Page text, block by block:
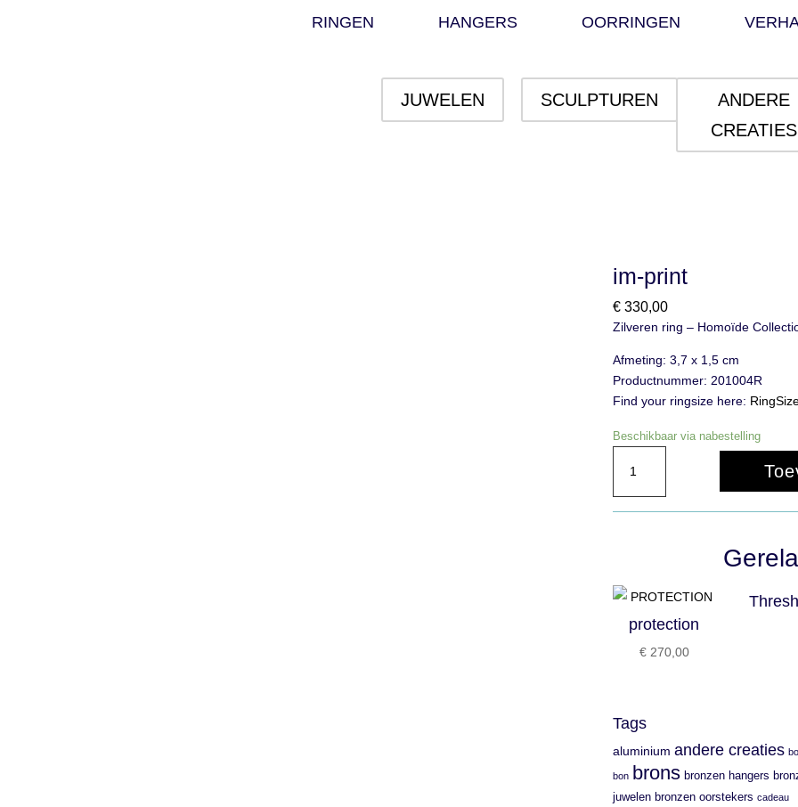
RINGEN HANGERS OORRINGEN
JUWELEN SCULPTUREN
ANDERE
CREATIES
im-print
€ 330,00
Zilveren ring – Homoïde
Afmeting: 3,7 x 1,5 cm
Productnummer: 201004R
Find your ringsize here:
Beschikbaar via nabestelling
print
aantal
protection
€270,00
Tags
aluminium andere creaties
bon brons bronzen hangers
juwelen bronzen oorstekers cadeau